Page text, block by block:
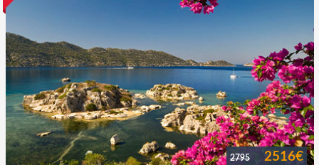
2795 2516€